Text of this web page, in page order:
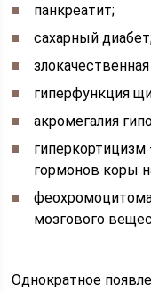
панкреатит;
сахарный
гиперфункция
акромегалия
гормонов коры
мозгового
Однократное